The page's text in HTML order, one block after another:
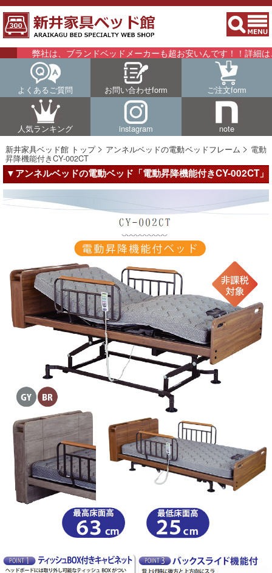
弊社は、ブランドベッドメーカーも超お安いんです！！詳細はこち
よくあるご質問 お問い合わせform ご注文form
人気ランキング instagram
note
新井家具ベッド館 トップ
アンネルベッドの電動ベッドフレーム 電動
昇降機能付きCY-002CT
▼アンネルベッドの電動ベッド「電動昇降機能付きCY-002CT」